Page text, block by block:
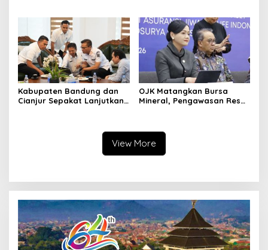
APBD Jabar 2027
Kabupaten Bandung dan
Cianjur Sepakat Lanjutkan
OJK Matangkan Bursa
Mineral, Pengawasan Resmi
View More